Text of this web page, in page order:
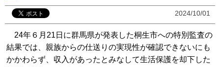
2024/10/01
24年６月21日に群馬県が発表した桐生市への特別監査の
結果では、親族からの仕送りの実現性が確認できないにも
かかわらず、収入があったとみなして生活保護を却下した